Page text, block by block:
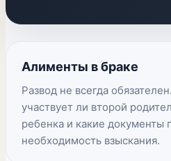
Алименты в браке
Развод не всегда
участвует ли второй
ребенка и какие документы
необходимость взыскания.